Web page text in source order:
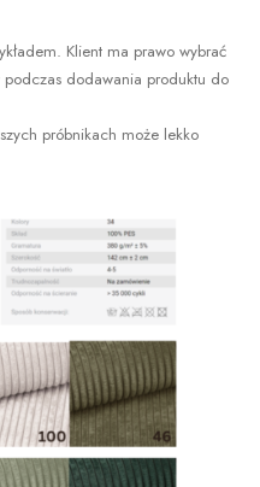
Klient ma prawo wybrać
dodawania produktu do
próbnikach może lekko